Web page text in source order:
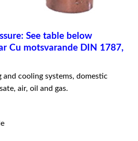
See table below
Cu motsvarande DIN 1787,
and cooling systems, domestic
air, oil and gas.